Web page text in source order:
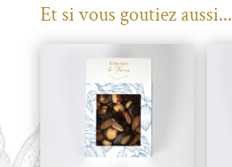
Et si vous goutiez aussi...